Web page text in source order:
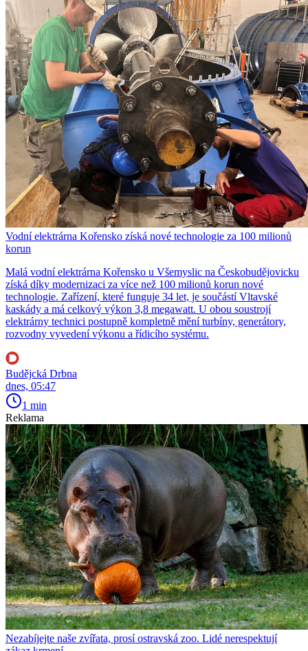
Vodní elektrárna Kořensko získá nové technologie za 100 milionů
korun
Malá vodní elektrárna Kořensko u Všemyslic na Českobudějovicku
získá díky modernizaci za více než 100 milionů korun nové
technologie. Zařízení, které funguje 34 let, je součástí Vltavské
kaskády a má celkový výkon 3,8 megawatt. U obou soustrojí
elektrárny technici postupně kompletně mění turbíny, generátory,
rozvodny vyvedení výkonu a řídicího systému.
Budějcká Drbna
dnes, 05:47
1 min
Reklama
Nezabíjejte naše zvířata, prosí ostravská zoo. Lidé nerespektují